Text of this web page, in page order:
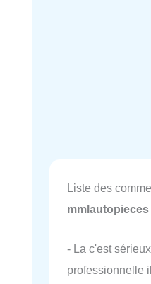
Liste des
mmlautopieces
- La c'est
professionnelle